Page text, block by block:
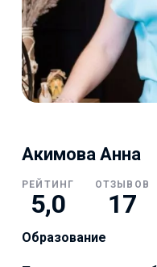
Акимова Анна
РЕЙТИНГ
5,0
ОТЗЫВОВ
17
Образование